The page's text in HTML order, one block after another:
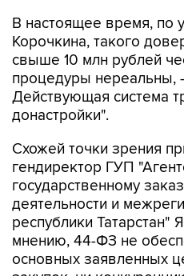
В настоящее время, по
Корочкина, такого
свыше 10 млн рублей
процедуры нереальны, -
Действующая система
донастройки".
Схожей точки зрения
гендиректор ГУП
государственному
деятельности и
республики Татарстан"
мнению, 44-ФЗ не
основных заявленных